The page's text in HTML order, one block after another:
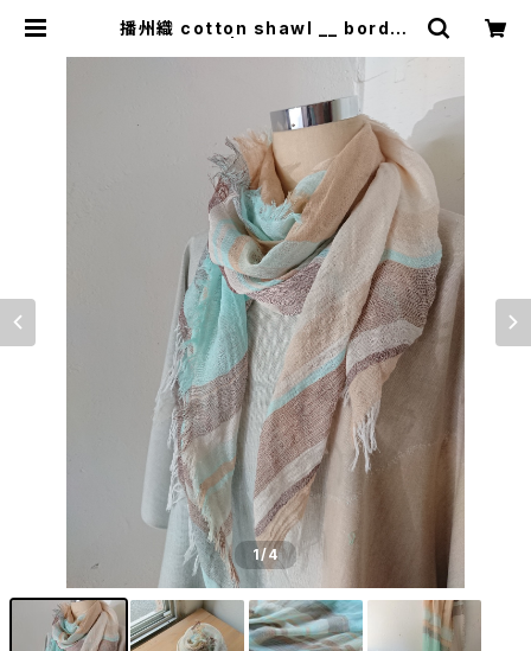
播州織 cotton shawl __ border
1/4